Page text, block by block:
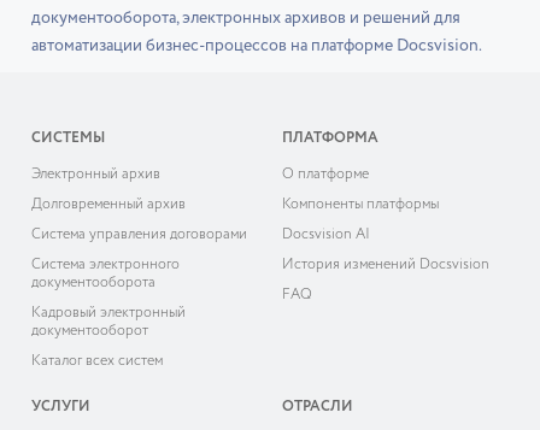
документооборота, электронных архивов и решений для
автоматизации бизнес-процессов на платформе Docsvision.
СИСТЕМЫ
Электронный архив
Долговременный архив
Система управления договорами
Система электронного
документооборота
Кадровый электронный
документооборот
Каталог всех систем
ПЛАТФОРМА
О платформе
Компоненты платформы
Docsvision AI
История изменений Docsvision
FAQ
УСЛУГИ ОТРАСЛИ